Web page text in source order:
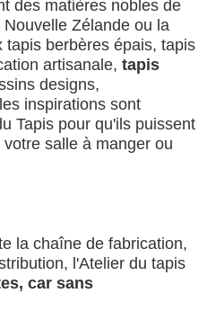
des matières nobles de
Zélande ou la
berbères épais, tapis
artisanale, tapis
designs,
inspirations sont
Tapis pour qu'ils puissent
salle à manger ou
la chaîne de fabrication,
l'Atelier du tapis
car sans